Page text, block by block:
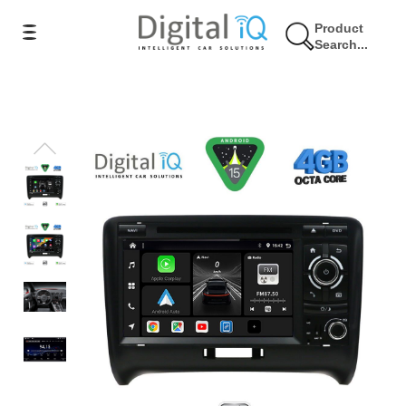
Product
Search...
7% Έκπτωση